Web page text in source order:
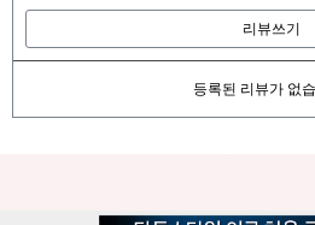
리뷰쓰기
등록된 리뷰가 없